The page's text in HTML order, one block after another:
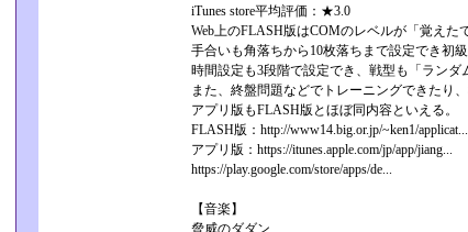
iTunes store平均評価：★3.0
Web上のFLASH版はCOMのレベルが「覚えた
手合いも角落ちから10枚落ちまで設定でき初
時間設定も3段階で設定でき、戦型も「ランダ
また、終盤問題などでトレーニングできたり
アプリ版もFLASH版とほぼ同内容といえる。
FLASH版：http://www14.big.or.jp/~ken1/applicat...
アプリ版：https://itunes.apple.com/jp/app/jiang...
https://play.google.com/store/apps/de...
【音楽】
脅威のダダン